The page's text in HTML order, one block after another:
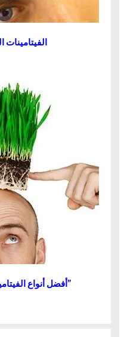
“أفضل أنواع الفيتامين لتحسين صحة الشعر والبشرة”